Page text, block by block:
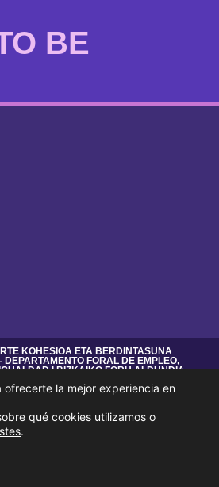
BE
KOHESIOA ETA BERDINTASUNA
DEPARTAMENTO FORAL DE EMPLEO,
| BIZKAIKO FORU ALDUNDIA
ofrecerte la mejor experiencia en
qué cookies utilizamos o
.